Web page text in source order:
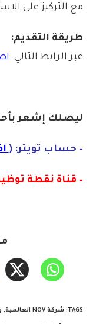
مع التركيز على
طريقة التقديم:
عبر الرابط التالي:
ليصلك إشعربأح
– حساب تويتر: (
– قناة نقطة
TAGS
: شركة NOV العالمية ,